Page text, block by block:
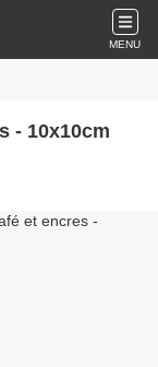
MENU
- 10x10cm